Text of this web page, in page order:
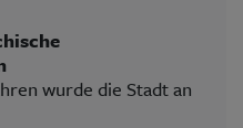
wurde die Stadt an